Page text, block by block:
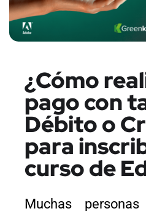
¿Cómo
pago con
Débito o
para
curso de
Muchas